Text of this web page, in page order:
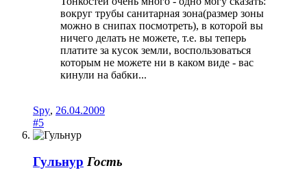
вокруг трубы санитарная зона(размер зоны
можно в снипах посмотреть), в которой вы
ничего делать не можете, т.е. вы теперь
платите за кусок земли, воспользоваться
которым не можете ни в каком виде - вас
кинули на бабки...
Spy, 26.04.2009
#5
Гульнур Гость